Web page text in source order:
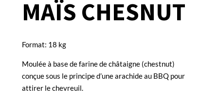
MAÏS CHESNUT
Format: 18 kg
Moulée à base de farine de châtaigne (chestnut)
conçue sous le principe d’une arachide au BBQ pour
attirer le chevreuil.